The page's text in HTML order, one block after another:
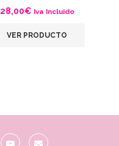
28,00€ Iva Incluido
VER PRODUCTO